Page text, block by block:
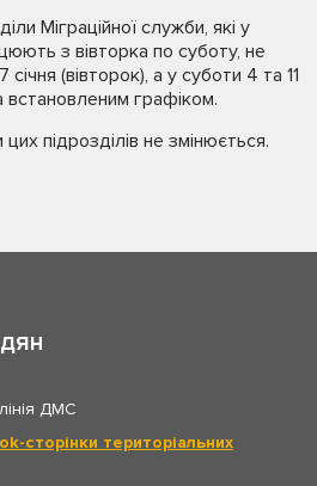
Міграційної служби, які у
з вівторка по суботу, не
(вівторок), а у суботи 4 та 11
встановленим графіком.
підрозділів не змінюється.
ДМС
сторінки територіальних